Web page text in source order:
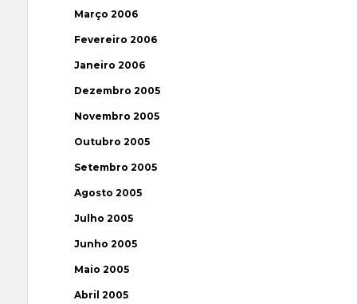
Março 2006
Fevereiro 2006
Janeiro 2006
Dezembro 2005
Novembro 2005
Outubro 2005
Setembro 2005
Agosto 2005
Julho 2005
Junho 2005
Maio 2005
Abril 2005